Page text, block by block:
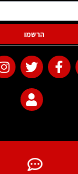
הרשמו
web development